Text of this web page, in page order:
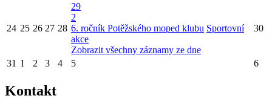
24 25 26 27 28
29
2
6. ročník Potěžského moped klubu Sportovní
akce
Zobrazit všechny záznamy ze dne
30
31 1 2 3 4 5 6
Kontakt